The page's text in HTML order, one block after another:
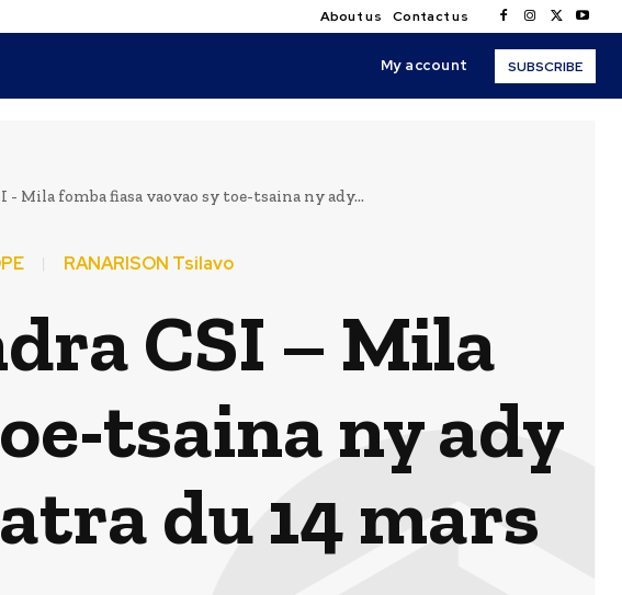
About us Contact us
My account SUBSCRIBE
- Mila fomba fiasa vaovao sy toe-tsaina ny ady...
RANARISON Tsilavo
CSI – Mila
tsaina ny ady
du 14 mars